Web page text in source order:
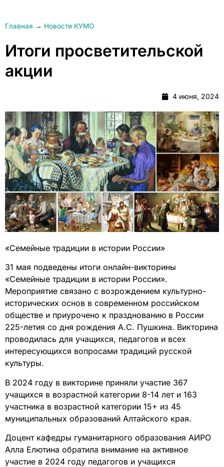
Главная → Новости КУМО
Итоги просветительской
акции
4 июня, 2024
«Семейные традиции в истории России»
31 мая подведены итоги онлайн-викторины
«Семейные традиции в истории России».
Мероприятие связано с возрождением культурно-
исторических основ в современном российском
обществе и приурочено к празднованию в России
225-летия со дня рождения А.С. Пушкина. Викторина
проводилась для учащихся, педагогов и всех
интересующихся вопросами традиций русской
культуры.
В 2024 году в викторине приняли участие 367
учащихся в возрастной категории 8-14 лет и 163
участника в возрастной категории 15+ из 45
муниципальных образований Алтайского края.
Доцент кафедры гуманитарного образования АИРО
Алла Елютина обратила внимание на активное
участие в 2024 году педагогов и учащихся